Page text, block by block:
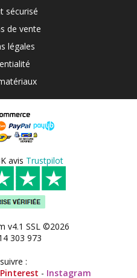
sécurisé
de vente
légales
avis Trustpilot
v4.1 SSL ©2026
303 973
:
Pinterest - Instagram